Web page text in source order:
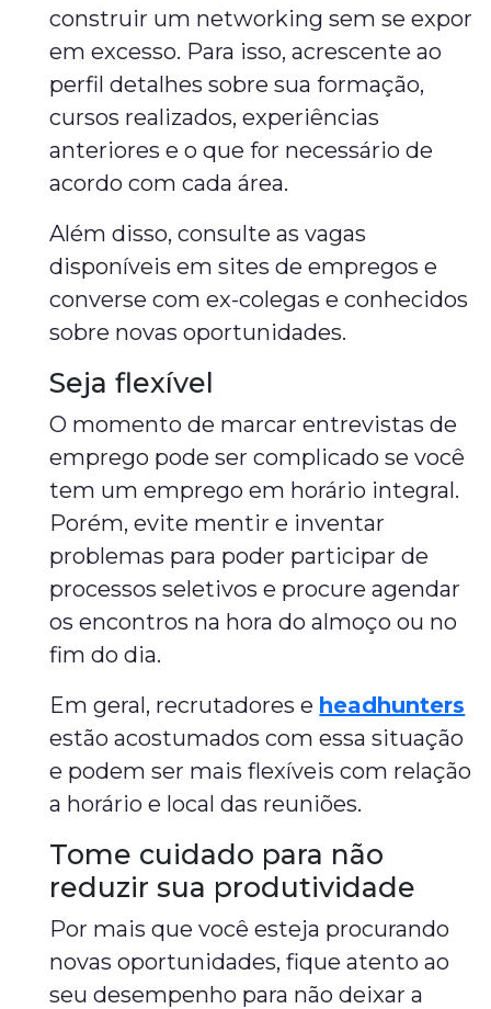
construir um networking sem se expor
em excesso. Para isso, acrescente ao
perfil detalhes sobre sua formação,
cursos realizados, experiências
anteriores e o que for necessário de
acordo com cada área.
Além disso, consulte as vagas
disponíveis em sites de empregos e
converse com ex-colegas e conhecidos
sobre novas oportunidades.
Seja flexível
O momento de marcar entrevistas de
emprego pode ser complicado se você
tem um emprego em horário integral.
Porém, evite mentir e inventar
problemas para poder participar de
processos seletivos e procure agendar
os encontros na hora do almoço ou no
fim do dia.
Em geral, recrutadores e headhunters
estão acostumados com essa situação
e podem ser mais flexíveis com relação
a horário e local das reuniões.
Tome cuidado para não
reduzir sua produtividade
Por mais que você esteja procurando
novas oportunidades, fique atento ao
seu desempenho para não deixar a